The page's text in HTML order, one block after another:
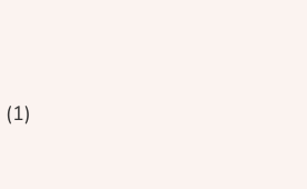
(1)